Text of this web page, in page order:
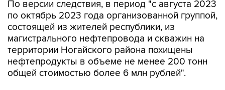
состоящей из жителей республики, из
магистрального нефтепровода и скважин на
территории Ногайского района похищены
нефтепродукты в объеме не менее 200 тонн
общей стоимостью более 6 млн рублей".
Отмечается, что отрабатывается версия на